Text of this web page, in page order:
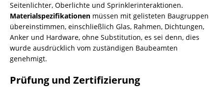
Seitenlichter, Oberlichte und Sprinklerinteraktionen.
Materialspezifikationen müssen mit gelisteten Baugruppen
übereinstimmen, einschließlich Glas, Rahmen, Dichtungen,
Anker und Hardware, ohne Substitution, es sei denn, dies
wurde ausdrücklich vom zuständigen Baubeamten
genehmigt.
Prüfung und Zertifizierung